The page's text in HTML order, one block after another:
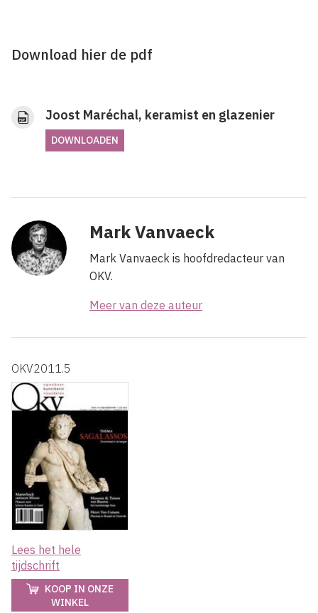
Download hier de pdf
Joost Maréchal, keramist en glazenier
DOWNLOADEN
Mark Vanvaeck
Mark Vanvaeck is hoofdredacteur van
OKV.
Meer van deze auteur
OKV2011.5
Lees het hele
tijdschrift
KOOP IN ONZE
WINKEL